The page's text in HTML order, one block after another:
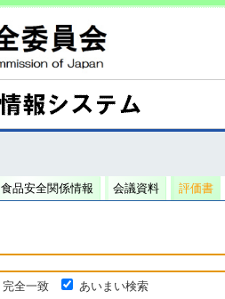
食品安全関係情報 会議資料 評価書
完全一致
あいまい検索